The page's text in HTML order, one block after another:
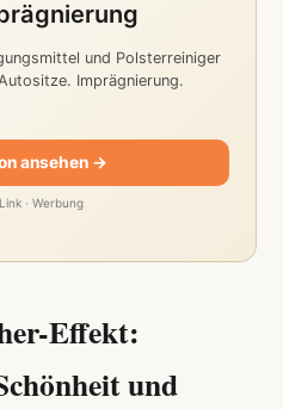
und Polsterreiniger
Imprägnierung.
ansehen →
· Werbung
Effekt:
und